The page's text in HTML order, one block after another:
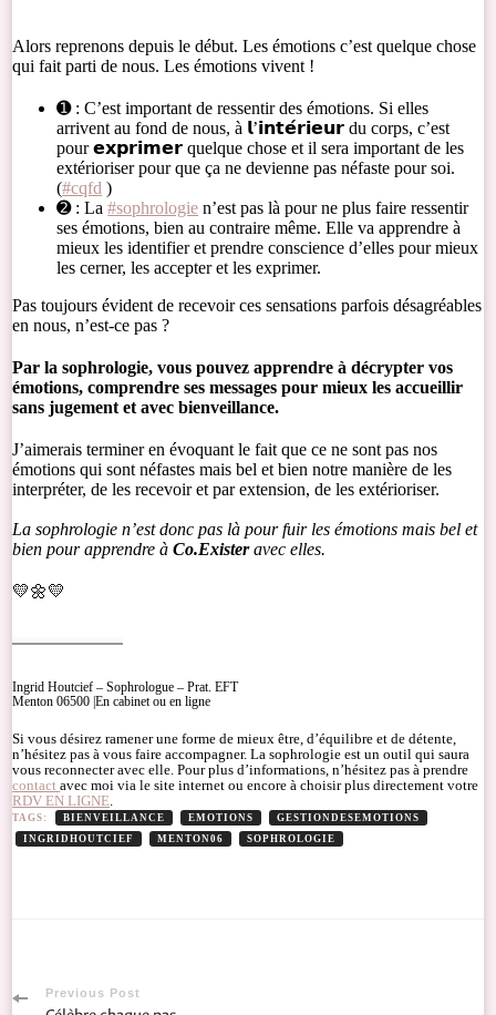
Alors reprenons depuis le début. Les émotions c’est quelque chose
qui fait parti de nous. Les émotions vivent !
➊ : C’est important de ressentir des émotions. Si elles
arrivent au fond de nous, à 𝗹’𝗶𝗻𝘁𝗲́𝗿𝗶𝗲𝘂𝗿 du corps, c’est
pour 𝗲𝘅𝗽𝗿𝗶𝗺𝗲𝗿 quelque chose et il sera important de les
extérioriser pour que ça ne devienne pas néfaste pour soi.
(#cqfd )
➋ : La#sophrologie n’est pas là pour ne plus faire ressentir
ses émotions, bien au contraire même. Elle va apprendre à
mieux les identifier et prendre conscience d’elles pour mieux
les cerner, les accepter et les exprimer.
Pas toujours évident de recevoir ces sensations parfois désagréables
en nous, n’est-ce pas ?
Par la sophrologie, vous pouvez apprendre à décrypter vos
émotions, comprendre ses messages pour mieux les accueillir
sans jugement et avec bienveillance.
J’aimerais terminer en évoquant le fait que ce ne sont pas nos
émotions qui sont néfastes mais bel et bien notre manière de les
interpréter, de les recevoir et par extension, de les extérioriser.
La sophrologie n’est donc pas là pour fuir les émotions mais bel et
bien pour apprendre àCo.Existeravec elles.
💛🌼💛
Ingrid Houtcief – Sophrologue – Prat. EFT
Menton 06500 |En cabinet ou en ligne
Si vous désirez ramener une forme de mieux être, d’équilibre et de détente,
n’hésitez pas à vous faire accompagner. La sophrologie est un outil qui saura
vous reconnecter avec elle. Pour plus d’informations, n’hésitez pas à prendre
contactavec moi via le site internet ou encore à choisir plus directement votre
RDV EN LIGNE
TAGS: BIENVEILLANCE EMOTIONS
GESTIONDESEMOTIONS
INGRIDHOUTCIEF
MENTON06 SOPHROLOGIE
PostPrevious Post